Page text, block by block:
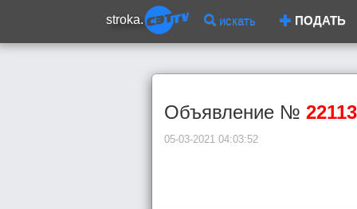
stroka. искать ПОДАТЬ
Объявление № 22113
05-03-2021 04:03:52